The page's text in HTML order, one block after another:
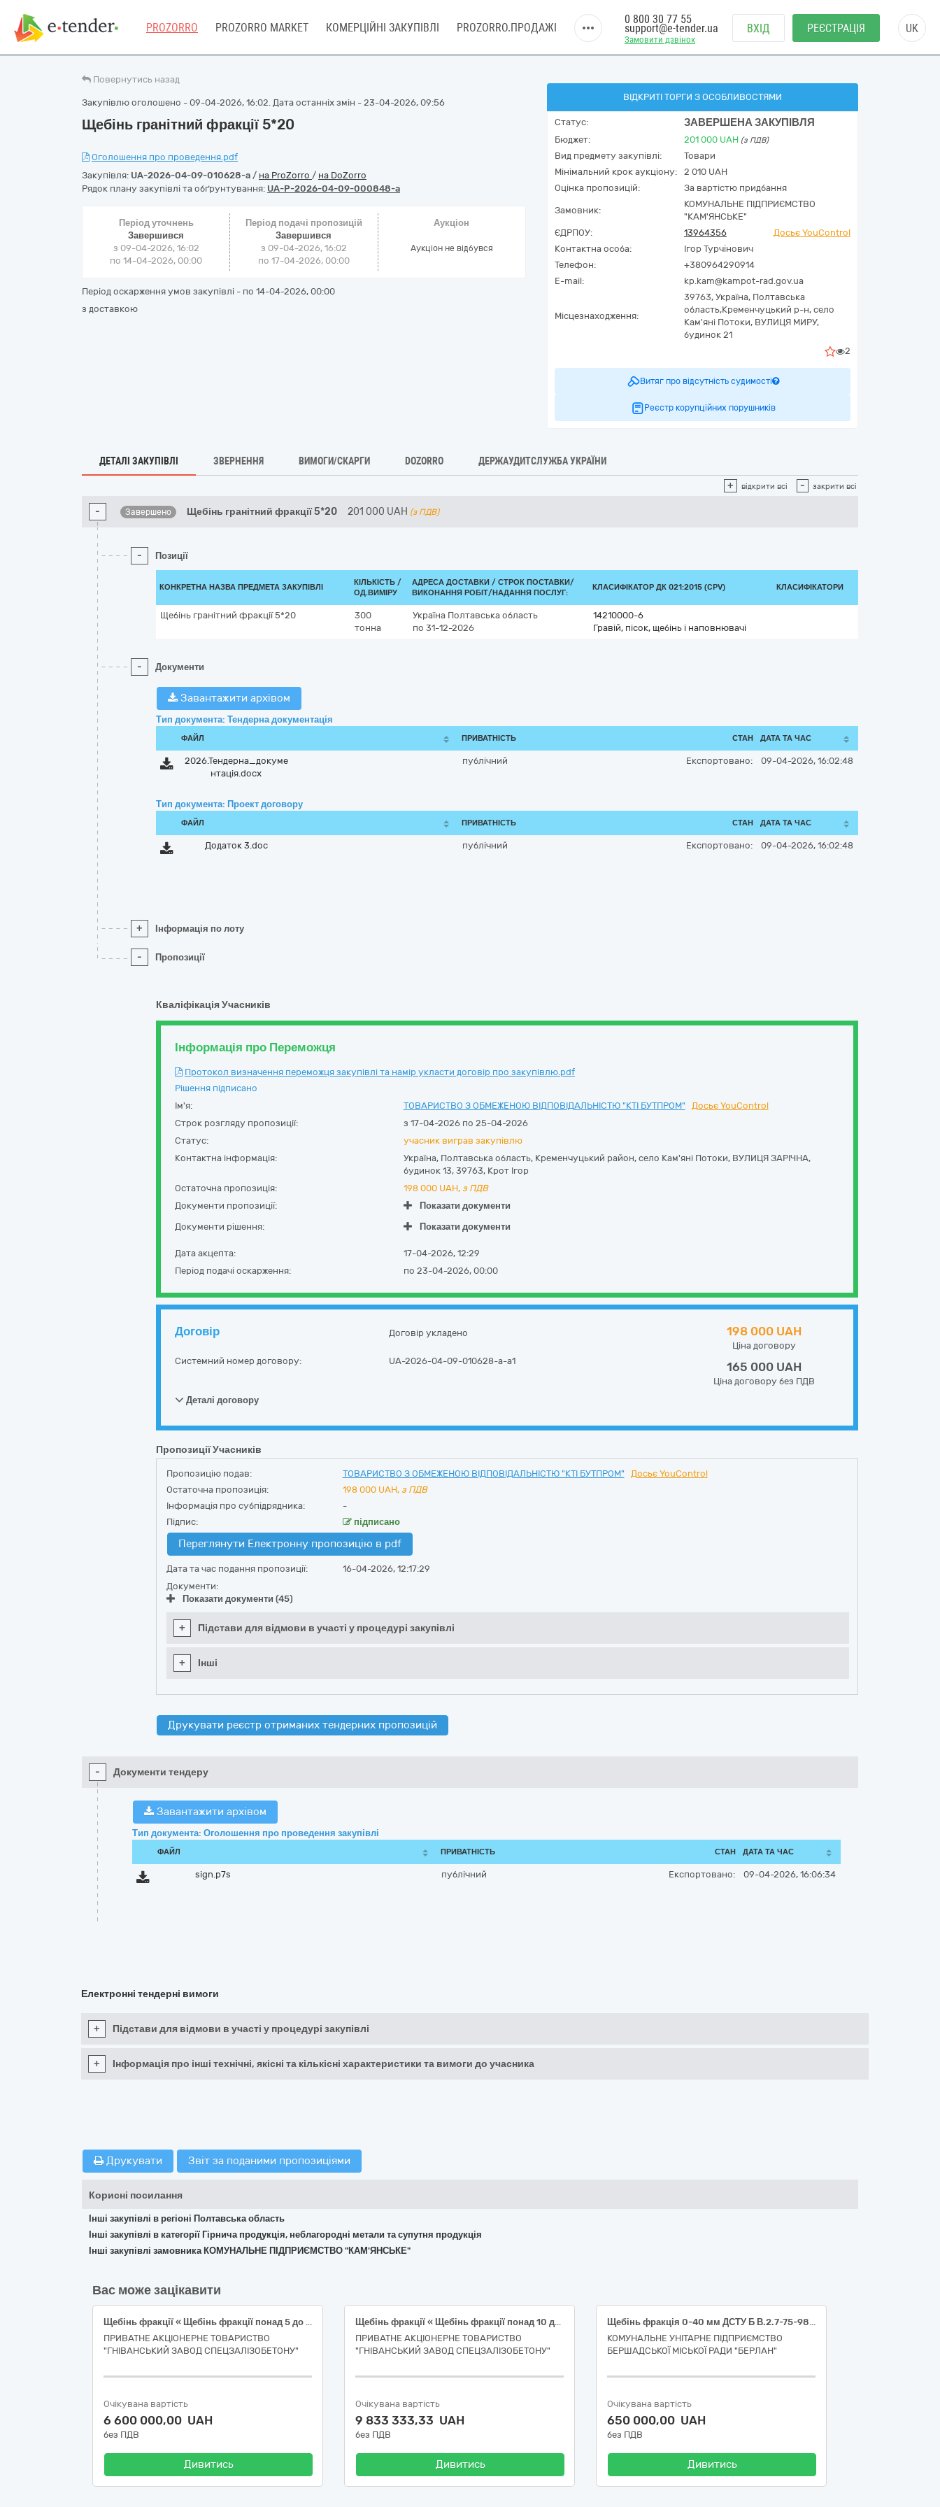
PROZORRO PROZORRO MARKET КОМЕРЦІЙНІ ЗАКУПІВЛІ PROZORRO.ПРОДАЖІ
Замовити дзвінок
0 800 30 77 55
support@e-tender.ua ВХІД РЕЄСТРАЦІЯ UK
Повернутись назад
Закупівлю оголошено - 09-04-2026, 16:02. Дата останніх змін - 23-04-2026, 09:56
Щебінь гранітний фракції 5*20
Оголошення про проведення.pdf
Закупівля: UA-2026-04-09-010628-a / на ProZorro / на DoZorro
Рядок плану закупівлі та обґрунтування: UA-P-2026-04-09-000848-a
Період уточнень
Завершився
з 09-04-2026, 16:02
по 14-04-2026, 00:00
Період подачі пропозицій
Завершився
з 09-04-2026, 16:02
по 17-04-2026, 00:00
Аукціон
Аукціон не відбувся
Період оскарження умов закупівлі - по 14-04-2026, 00:00
з доставкою
ВІДКРИТІ ТОРГИ З ОСОБЛИВОСТЯМИ
Статус: ЗАВЕРШЕНА ЗАКУПІВЛЯ
Бюджет: 201 000 UAH (з ПДВ)
Вид предмету закупівлі:
Товари
Мінімальний крок аукціону:
2 010 UAH
Оцінка пропозицій:
За вартістю придбання
Замовник:
КОМУНАЛЬНЕ ПІДПРИЄМСТВО
"КАМ'ЯНСЬКЕ"
ЄДРПОУ:
13964356
Досьє YouControl
Контактна особа:
Ігор Турчінович
Телефон:
+380964290914
E-mail:
kp.kam@kampot-rad.gov.ua
Місцезнаходження:
39763, Україна, Полтавська
область,Кременчуцький р-н, село
Кам'яні Потоки, ВУЛИЦЯ МИРУ,
будинок 21
2
Витяг про відсутність судимості
Реєстр корупційних порушників
ДЕТАЛІ ЗАКУПІВЛІ ЗВЕРНЕННЯ ВИМОГИ/СКАРГИ DOZORRO ДЕРЖАУДИТСЛУЖБА УКРАЇНИ
+ відкрити всі - закрити всі
- Завершено Щебінь гранітний фракції 5*20 201 000 UAH (з ПДВ)
- Позиції
КОНКРЕТНА НАЗВА ПРЕДМЕТА ЗАКУПІВЛІ
КІЛЬКІСТЬ /
ОД.ВИМІРУ
АДРЕСА ДОСТАВКИ / СТРОК ПОСТАВКИ/
ВИКОНАННЯ РОБІТ/НАДАННЯ ПОСЛУГ:
КЛАСИФІКАТОР ДК 021:2015 (CPV) КЛАСИФІКАТОРИ
Щебінь гранітний фракції 5*20
300
тонна
Україна Полтавська область
по 31-12-2026
14210000-6
Гравій, пісок, щебінь і наповнювачі
- Документи
Завантажити архівом
Тип документа: Тендерна документація
ФАЙЛ ПРИВАТНІСТЬ СТАН ДАТА ТА ЧАС
2026.Тендерна_докуме
нтація.docx
публічний Експортовано: 09-04-2026, 16:02:48
Тип документа: Проект договору
ФАЙЛ ПРИВАТНІСТЬ СТАН ДАТА ТА ЧАС
Додаток 3.doc публічний Експортовано: 09-04-2026, 16:02:48
+ Інформація по лоту
- Пропозиції
Кваліфікація Учасників
Інформація про Переможця
Протокол визначення переможця закупівлі та намір укласти договір про закупівлю.pdf
Рішення підписано
Ім'я:
ТОВАРИСТВО З ОБМЕЖЕНОЮ ВІДПОВІДАЛЬНІСТЮ "КТІ БУТПРОМ"
Досьє YouControl
Строк розгляду пропозиції:
з 17-04-2026 по 25-04-2026
Статус:
учасник виграв закупівлю
Контактна інформація:
Україна, Полтавська область, Кременчуцький район, село Кам'яні Потоки, ВУЛИЦЯ ЗАРІЧНА,
будинок 13, 39763, Крот Ігор
Остаточна пропозиція:
198 000 UAH, з ПДВ
Документи пропозиції:
Показати документи
Документи рішення:
Показати документи
Дата акцепта:
17-04-2026, 12:29
Період подачі оскарження:
по 23-04-2026, 00:00
Договір Договір укладено
Системний номер договору: UA-2026-04-09-010628-a-a1
198 000 UAH
Ціна договору
165 000 UAH
Ціна договору без ПДВ
Деталі договору
Пропозиції Учасників
Пропозицію подав: ТОВАРИСТВО З ОБМЕЖЕНОЮ ВІДПОВІДАЛЬНІСТЮ "КТІ БУТПРОМ"
Досьє YouControl
Остаточна пропозиція:
198 000 UAH, з ПДВ
Інформація про субпідрядника:
-
Підпис:
підписано
Переглянути Електронну пропозицію в pdf
Дата та час подання пропозиції:
16-04-2026, 12:17:29
Документи:
Показати документи (45)
+ Підстави для відмови в участі у процедурі закупівлі
+ Інші
Друкувати реєстр отриманих тендерних пропозицій
- Документи тендеру
Завантажити архівом
Тип документа: Оголошення про проведення закупівлі
ФАЙЛ ПРИВАТНІСТЬ СТАН ДАТА ТА ЧАС
sign.p7s публічний Експортовано: 09-04-2026, 16:06:34
Електронні тендерні вимоги
+ Підстави для відмови в участі у процедурі закупівлі
+ Інформація про інші технічні, якісні та кількісні характеристики та вимоги до учасника
Друкувати Звіт за поданими пропозиціями
Корисні посилання
Інші закупівлі в регіоні Полтавська область
Інші закупівлі в категорії Гірнича продукція, неблагородні метали та супутня продукція
Інші закупівлі замовника КОМУНАЛЬНЕ ПІДПРИЄМСТВО "КАМ'ЯНСЬКЕ"
Вас може зацікавити
Щебінь фракції « Щебінь фракції понад 5 до 10 мм
ПРИВАТНЕ АКЦІОНЕРНЕ ТОВАРИСТВО
"ГНІВАНСЬКИЙ ЗАВОД СПЕЦЗАЛІЗОБЕТОНУ"
Очікувана вартість
6 600 000,00 UAH
без ПДВ
Дивитись
Щебінь фракції « Щебінь фракції понад 10 до 20 мм
ПРИВАТНЕ АКЦІОНЕРНЕ ТОВАРИСТВО
"ГНІВАНСЬКИЙ ЗАВОД СПЕЦЗАЛІЗОБЕТОНУ"
Очікувана вартість
9 833 333,33 UAH
без ПДВ
Дивитись
Щебінь фракція 0-40 мм ДСТУ Б В.2.7-75-98, або еквівалент
КОМУНАЛЬНЕ УНІТАРНЕ ПІДПРИЄМСТВО
БЕРШАДСЬКОЇ МІСЬКОЇ РАДИ "БЕРЛАН"
Очікувана вартість
650 000,00 UAH
без ПДВ
Дивитись